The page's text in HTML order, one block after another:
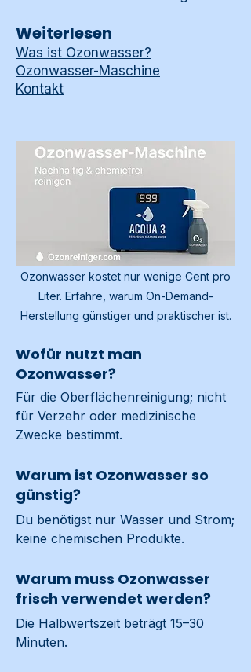
Weiterlesen
Was ist Ozonwasser?
Ozonwasser-Maschine
Kontakt
Ozonwasser kostet nur wenige Cent pro
Liter. Erfahre, warum On-Demand-
Herstellung günstiger und praktischer ist.
Wofür nutzt man
Ozonwasser?
Für die Oberflächenreinigung; nicht
für Verzehr oder medizinische
Zwecke bestimmt.
Warum ist Ozonwasser so
günstig?
Du benötigst nur Wasser und Strom;
keine chemischen Produkte.
Warum muss Ozonwasser
frisch verwendet werden?
Die Halbwertszeit beträgt 15–30
Minuten.